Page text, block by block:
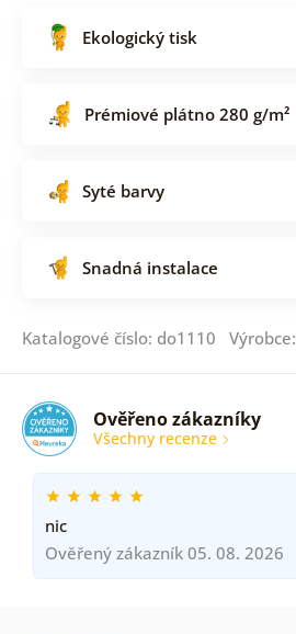
Ekologický tisk
Prémiové plátno 280 g/m²
Syté barvy
Snadná instalace
Katalogové číslo: do1110 Výrobce:
Ověřeno zákazníky
Všechny recenze
nic
Ověřený zákazník 05. 08. 2026